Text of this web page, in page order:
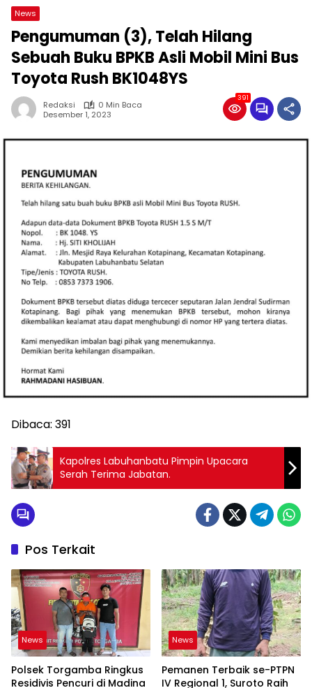
News
Pengumuman (3), Telah Hilang
Sebuah Buku BPKB Asli Mobil Mini Bus
Toyota Rush BK1048YS
Redaksi
0 Min Baca
Desember 1, 2023
391
Dibaca: 391
Kapolres Labuhanbatu Pimpin Upacara
Serah Terima Jabatan.
Pos Terkait
News
Polsek Torgamba Ringkus
Residivis Pencuri di Madina
News
Pemanen Terbaik se-PTPN
IV Regional 1, Suroto Raih